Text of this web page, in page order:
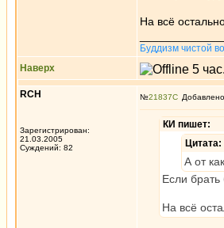
На всё
Буддизм чистой
Наверх
RCH
Зарегистрирован:
21.03.2005
Суждений: 82
№21837
КИ пишет:
Цитата:
А от
Если
На всё